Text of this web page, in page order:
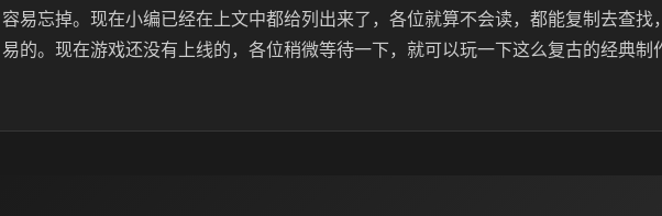
容易忘掉。现在小编已经在上文中都给列出来了，各位就算不会读，都能复制去查找
易的。现在游戏还没有上线的，各位稍微等待一下，就可以玩一下这么复古的经典制